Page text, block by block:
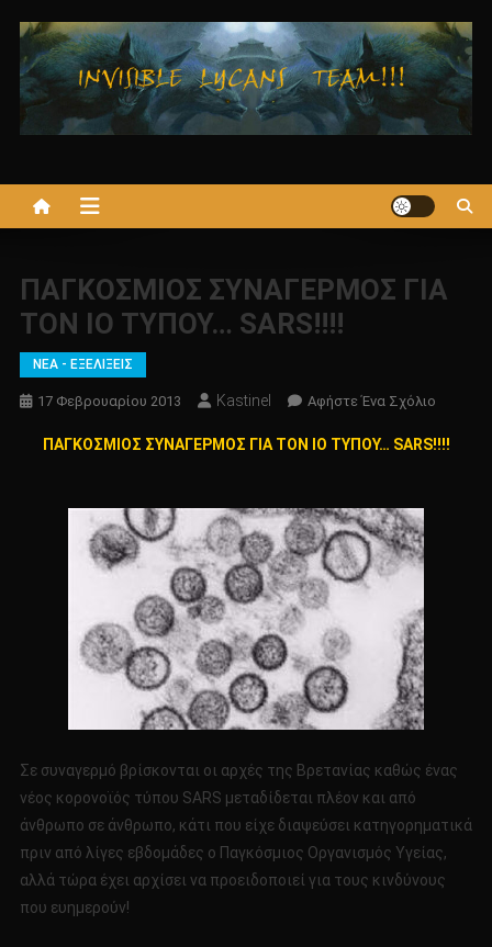
στο
περιεχόμενο
ΠΑΓΚΟΣΜΙΟΣ ΣΥΝΑΓΕΡΜΟΣ ΓΙΑ
ΤΟΝ ΙΟ ΤΥΠΟΥ… SARS!!!!
ΝΕΑ - ΕΞΕΛΙΞΕΙΣ
17 Φεβρουαρίου 2013 Kastinel Αφήστε Ένα ΣχόλιοΓια
ΠΑΓΚΟΣΜΙΟΣ ΣΥΝΑΓΕΡΜΟΣ ΓΙΑ ΤΟΝ ΙΟ ΤΥΠΟΥ… SARS!!!!
Σε συναγερμό βρίσκονται οι αρχές της Βρετανίας καθώς ένας
νέος κορονοϊός τύπου SΑRS μεταδίδεται πλέον και από
άνθρωπο σε άνθρωπο, κάτι που είχε διαψεύσει κατηγορηματικά
πριν από λίγες εβδομάδες ο Παγκόσμιος Οργανισμός Υγείας,
αλλά τώρα έχει αρχίσει να προειδοποιεί για τους κινδύνους
που ευημερούν!